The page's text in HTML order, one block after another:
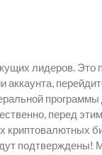
лидеров. Это
программы
перед
криптовалютных
подтверждены!